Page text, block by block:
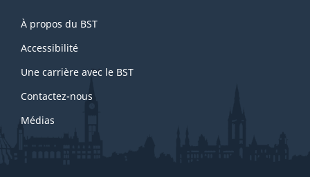
this
site
À propos du BST
Accessibilité
Une carrière avec le BST
Contactez-nous
Médias